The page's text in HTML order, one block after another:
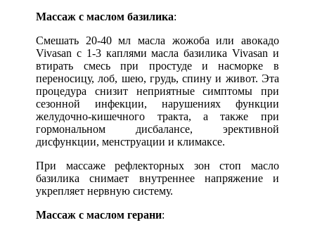
Массаж с маслом базилика:
Смешать 20-40 мл масла жожоба или авокадо
Vivasan с 1-3 каплями масла базилика Vivasan и
втирать смесь при простуде и насморке в
переносицу, лоб, шею, грудь, спину и живот. Эта
процедура снизит неприятные симптомы при
сезонной инфекции, нарушениях функции
желудочно-кишечного тракта, а также при
гормональном дисбалансе, эрективной
дисфункции, менструации и климаксе.
При массаже рефлекторных зон стоп масло
базилика снимает внутреннее напряжение и
укрепляет нервную систему.
Массаж с маслом герани: